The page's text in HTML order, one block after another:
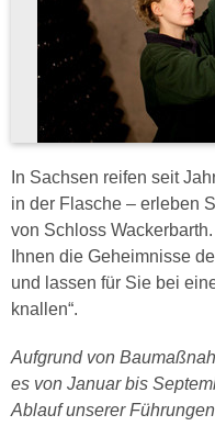
In Sachsen reifen seit
in der Flasche – erleben
von Schloss
Ihnen die Geheimnisse
und lassen für Sie bei
knallen“.
Aufgrund von
es von Januar bis
Ablauf unserer